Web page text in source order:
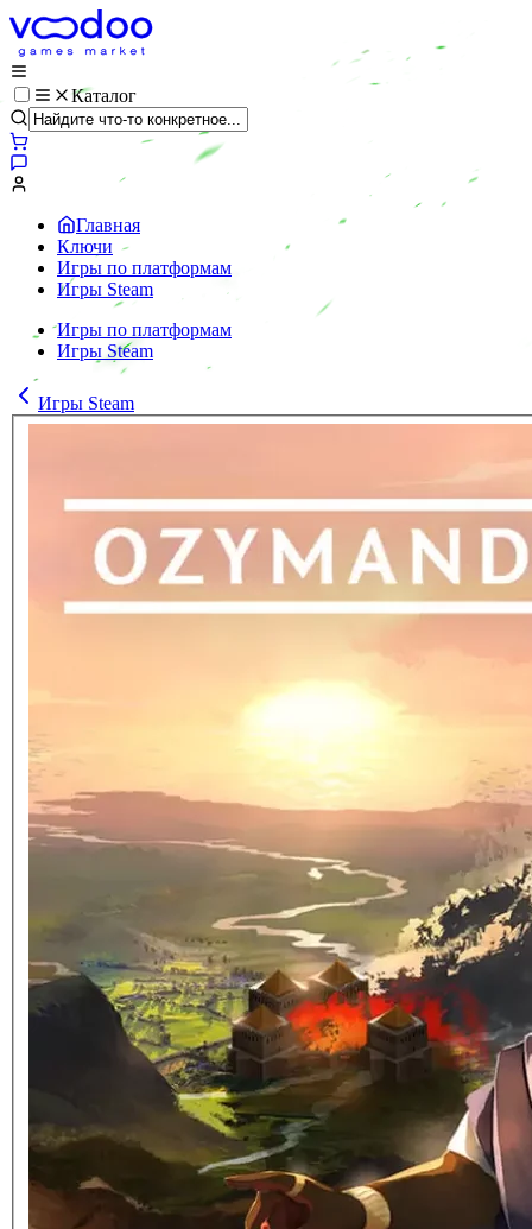
Каталог
Главная
Ключи
Игры по платформам
Игры Steam
Игры по платформам
Игры Steam
Игры Steam